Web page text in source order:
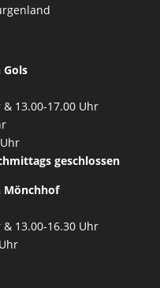
13.00-17.00 Uhr
geschlossen
Mönchhof
13.00-16.30 Uhr